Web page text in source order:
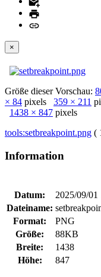
×
Größe dieser Vorschau:
× 84 pixels 359 × 211
1438 × 847 pixels
tools:setbreakpoint.png (
Information
Datum:
2025/09/01
Dateiname:
Format:
PNG
Größe:
88KB
Breite:
1438
Höhe:
847